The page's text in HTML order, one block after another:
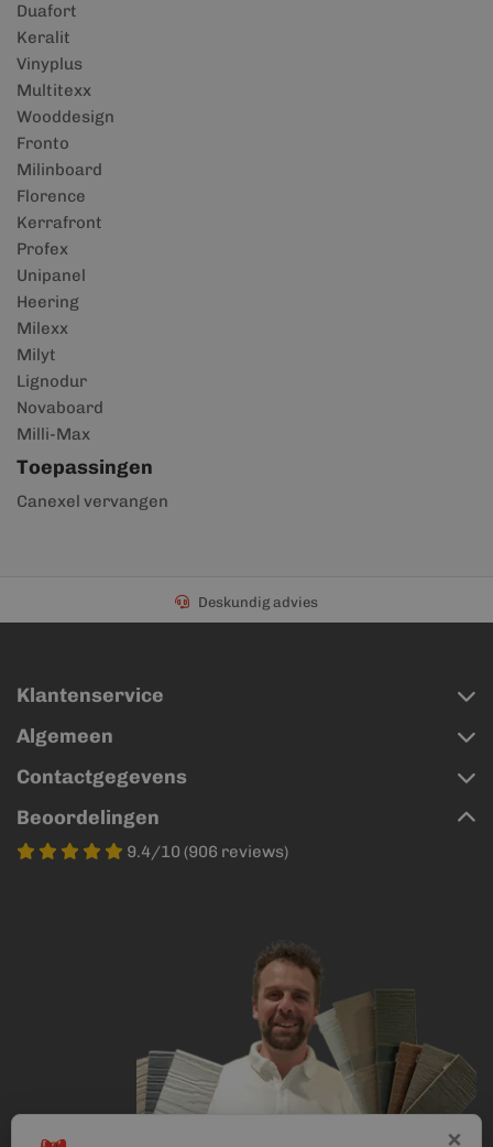
Duafort
Keralit
Vinyplus
Multitexx
Wooddesign
Fronto
Milinboard
Florence
Kerrafront
Profex
Unipanel
Heering
Milexx
Milyt
Lignodur
Novaboard
Milli-Max
Toepassingen
Canexel vervangen
Deskundig advies
Klantenservice
Algemeen
Contactgegevens
Beoordelingen
9.4/10 (906 reviews)
×